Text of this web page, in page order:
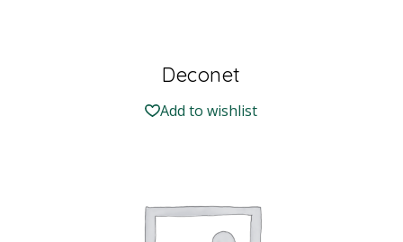
Deconet
Add to wishlist